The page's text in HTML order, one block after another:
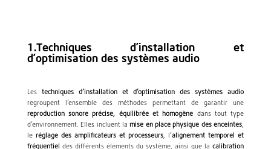
1.Techniques d’installation et
d’optimisation des systèmes audio
Les techniques d’installation et d’optimisation des systèmes audio
regroupent l’ensemble des méthodes permettant de garantir une
reproduction sonore précise, équilibrée et homogène dans tout type
d’environnement. Elles incluent lamise en place physique des enceintes,
le réglage des amplificateurs et processeurs, l’alignement temporel et
fréquentiel des différents éléments du système, ainsi que lacalibration